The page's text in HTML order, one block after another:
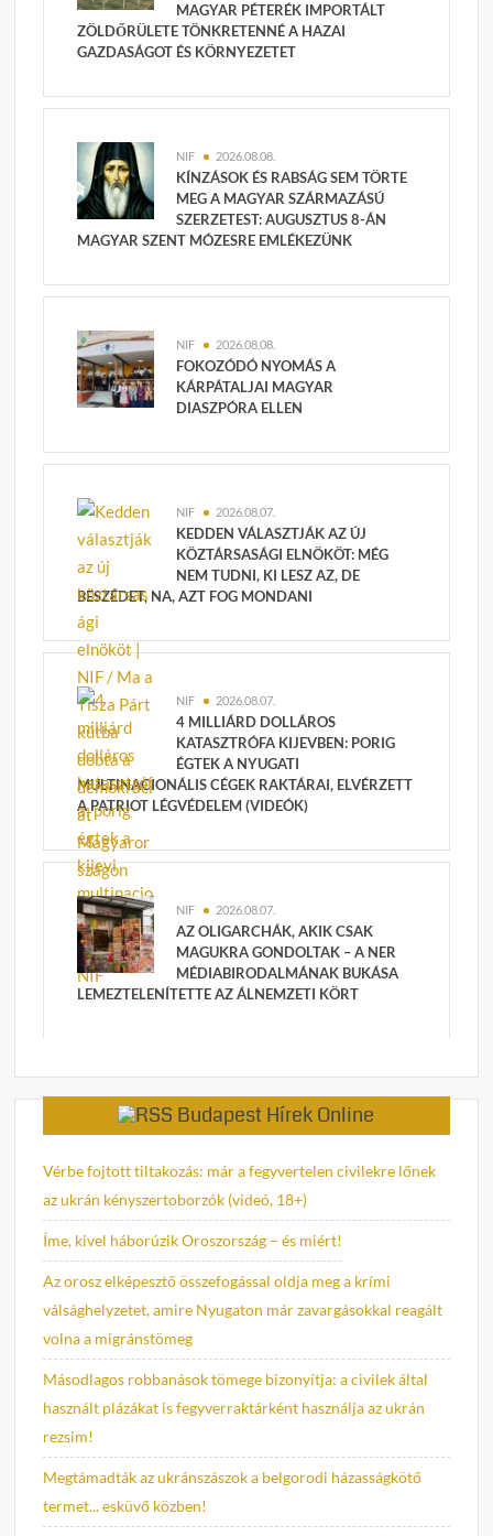
MAGYAR PÉTERÉK IMPORTÁLT
ZÖLDŐRÜLETE TÖNKRETENNÉ A HAZAI
GAZDASÁGOT ÉS KÖRNYEZETET
NIF 2026.08.08.
KÍNZÁSOK ÉS RABSÁG SEM TÖRTE
MEG A MAGYAR SZÁRMAZÁSÚ
SZERZETEST: AUGUSZTUS 8-ÁN
MAGYAR SZENT MÓZESRE EMLÉKEZÜNK
NIF 2026.08.08.
FOKOZÓDÓ NYOMÁS A
KÁRPÁTALJAI MAGYAR
DIASZPÓRA ELLEN
NIF 2026.08.07.
KEDDEN VÁLASZTJÁK AZ ÚJ
KÖZTÁRSASÁGI ELNÖKÖT: MÉG
NEM TUDNI, KI LESZ AZ, DE
BESZÉDET, NA, AZT FOG MONDANI
NIF 2026.08.07.
4 MILLIÁRD DOLLÁROS
KATASZTRÓFA KIJEVBEN: PORIG
ÉGTEK A NYUGATI
MULTINACIONÁLIS CÉGEK RAKTÁRAI, ELVÉRZETT
A PATRIOT LÉGVÉDELEM (VIDEÓK)
NIF 2026.08.07.
AZ OLIGARCHÁK, AKIK CSAK
MAGUKRA GONDOLTAK – A NER
MÉDIABIRODALMÁNAK BUKÁSA
LEMEZTELENÍTETTE AZ ÁLNEMZETI KÖRT
Budapest Hírek Online
Vérbe fojtott tiltakozás: már a fegyvertelen civilekre lőnek
az ukrán kényszertoborzók (videó, 18+)
Íme, kivel háborúzik Oroszország – és miért!
Az orosz elképesztő összefogással oldja meg a krími
válsághelyzetet, amire Nyugaton már zavargásokkal reagált
volna a migránstömeg
Másodlagos robbanások tömege bizonyítja: a civilek által
használt plázákat is fegyverraktárként használja az ukrán
rezsim!
Megtámadták az ukránszászok a belgorodi házasságkötő
termet... esküvő közben!